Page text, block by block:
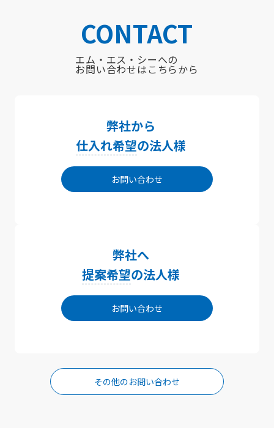
CONTACT
エム・エス・シーへの
お問い合わせはこちらから
弊社から
仕入れ希望の法人様
お問い合わせ
弊社へ
提案希望の法人様
お問い合わせ
その他のお問い合わせ